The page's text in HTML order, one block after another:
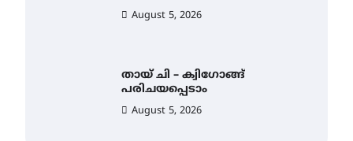
August 5, 2026
തായ് ചി – ക്വിഗോങ്ങ്
പരിചയപ്പെടാം
August 5, 2026